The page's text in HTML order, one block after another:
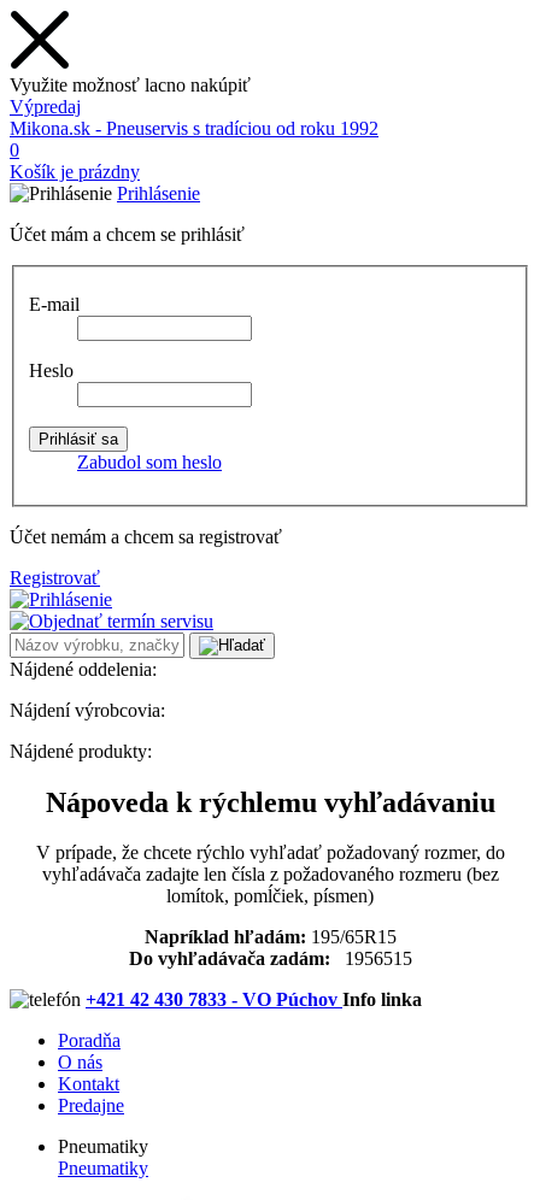
Využite možnosť lacno nakúpiť
Výpredaj
Mikona.sk - Pneuservis s tradíciou od roku 1992
0
Košík je prázdny
Prihlásenie
Účet mám a chcem se prihlásiť
E-mail
Heslo
Zabudol som heslo
Účet nemám a chcem sa registrovať
Registrovať
Nájdené oddelenia:
Nájdení výrobcovia:
Nájdené produkty:
Nápoveda k rýchlemu vyhľadávaniu
V prípade, že chcete rýchlo vyhľadať požadovaný rozmer, do
vyhľadávača zadajte len čísla z požadovaného rozmeru (bez
lomítok, pomĺčiek, písmen)
Napríklad hľadám: 195/65R15
Do vyhľadávača zadám: 1956515
+421 42 430 7833 - VO Púchov Info linka
Poradňa
O nás
Kontakt
Predajne
Pneumatiky
Pneumatiky